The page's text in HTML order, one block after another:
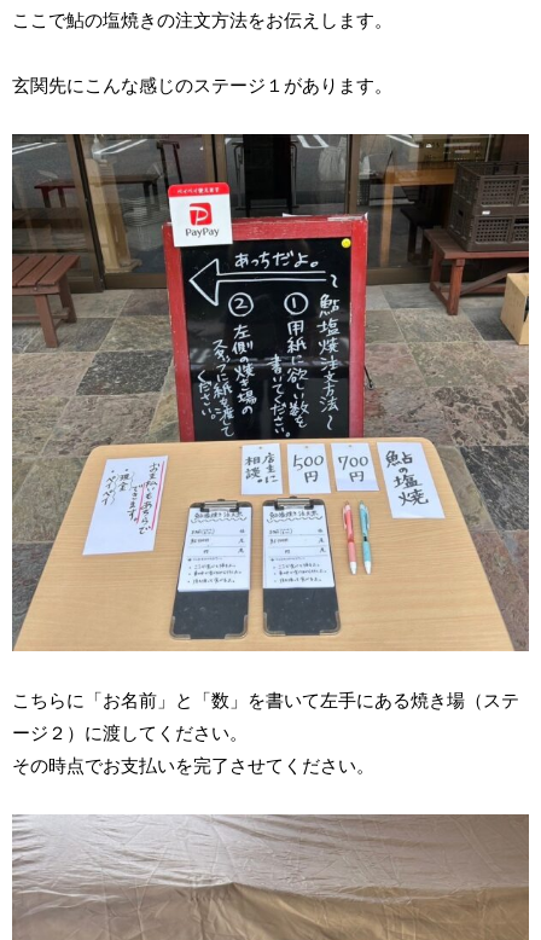
ここで鮎の塩焼きの注文方法をお伝えします。
玄関先にこんな感じのステージ１があります。
こちらに「お名前」と「数」を書いて左手にある焼き場（ステ
ージ２）に渡してください。
その時点でお支払いを完了させてください。